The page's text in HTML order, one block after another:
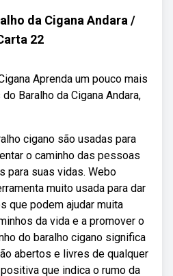
da Cigana Andara /
22
Aprenda um pouco mais
Baralho da Cigana Andara,
cigano são usadas para
o caminho das pessoas
para suas vidas. Webo
muito usada para dar
que podem ajudar muita
da vida e a promover o
do baralho cigano significa
abertos e livres de qualquer
que indica o rumo da